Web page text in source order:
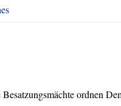
ordnen